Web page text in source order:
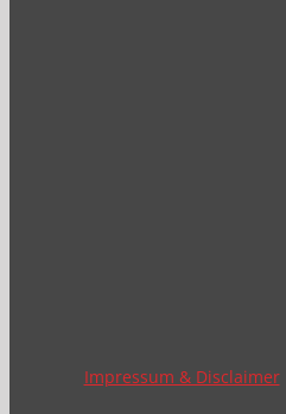
Impressum & Disclaimer